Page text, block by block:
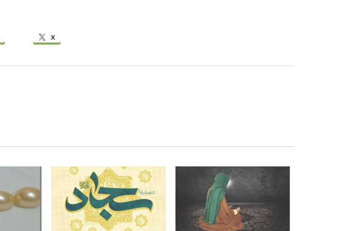
X